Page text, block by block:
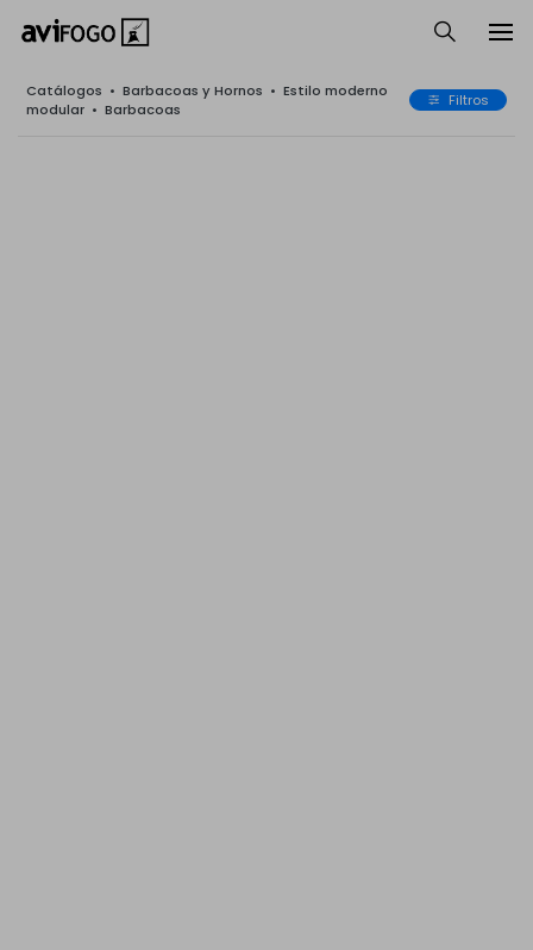
Catálogos • Barbacoas y Hornos • Estilo moderno
modular • Barbacoas Filtros